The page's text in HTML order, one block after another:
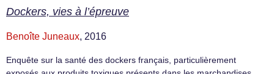
Dockers, vies à l’épreuve
Benoîte Juneaux, 2016
Enquête sur la santé des dockers français, particulièrement